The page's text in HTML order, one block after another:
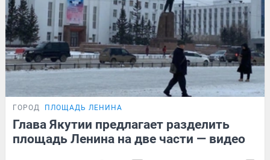
ГОРОД ПЛОЩАДЬ ЛЕНИНА
Глава Якутии предлагает разделить
площадь Ленина на две части — видео